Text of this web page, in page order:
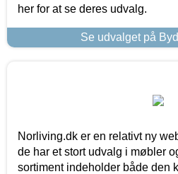
her for at se deres udvalg.
Se udvalget på
Norliving.dk er en relativt ny
de har et stort udvalg i møbler
sortiment indeholder både den